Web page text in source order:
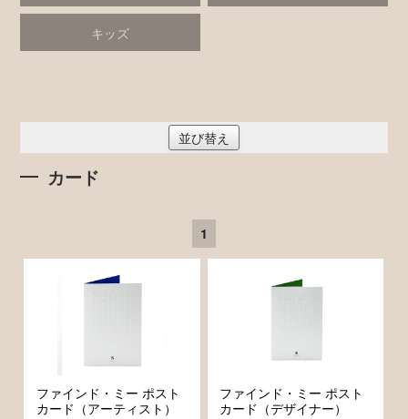
キッズ
並び替え
カード
1
ファインド・ミー ポスト
カード（アーティスト）
ファインド・ミー ポスト
カード（デザイナー）